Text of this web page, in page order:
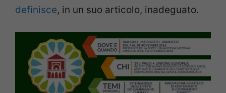
definisce, in un suo articolo, inadeguato.